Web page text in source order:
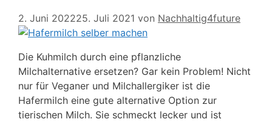
2. Juni 202225. Juli 2021 von Nachhaltig4future
Die Kuhmilch durch eine pflanzliche
Milchalternative ersetzen? Gar kein Problem! Nicht
nur für Veganer und Milchallergiker ist die
Hafermilch eine gute alternative Option zur
tierischen Milch. Sie schmeckt lecker und ist